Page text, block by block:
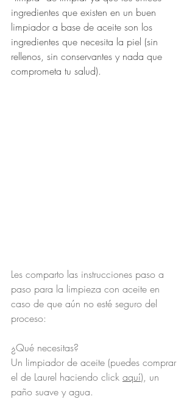
ingredientes que existen en un buen
limpiador a base de aceite son los
ingredientes que necesita la piel (sin
rellenos, sin conservantes y nada que
comprometa tu salud).
Les comparto las instrucciones paso a
paso para la limpieza con aceite en
caso de que aún no esté seguro del
proceso:
¿Qué necesitas?
Un limpiador de aceite (puedes comprar
el de Laurel haciendo click aquí), un
paño suave y agua.